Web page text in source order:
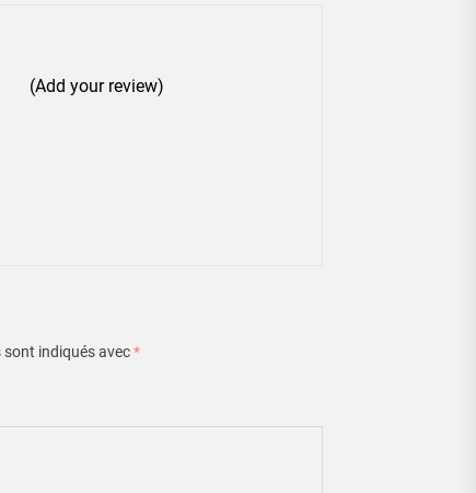
(Add your review)
indiqués avec*